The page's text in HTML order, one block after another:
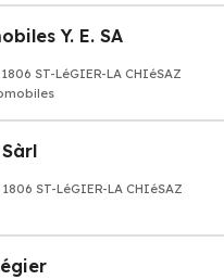
Y. E. SA
ST-LéGIER-LA CHIéSAZ
ST-LéGIER-LA CHIéSAZ